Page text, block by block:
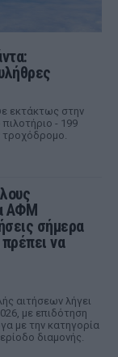
εκτάκτως στην
- 199
τροχόδρομο.
ΑΦΜ
σήμερα
να
αιτήσεων λήγει
με επιδότηση
με την κατηγορία
διαμονής.